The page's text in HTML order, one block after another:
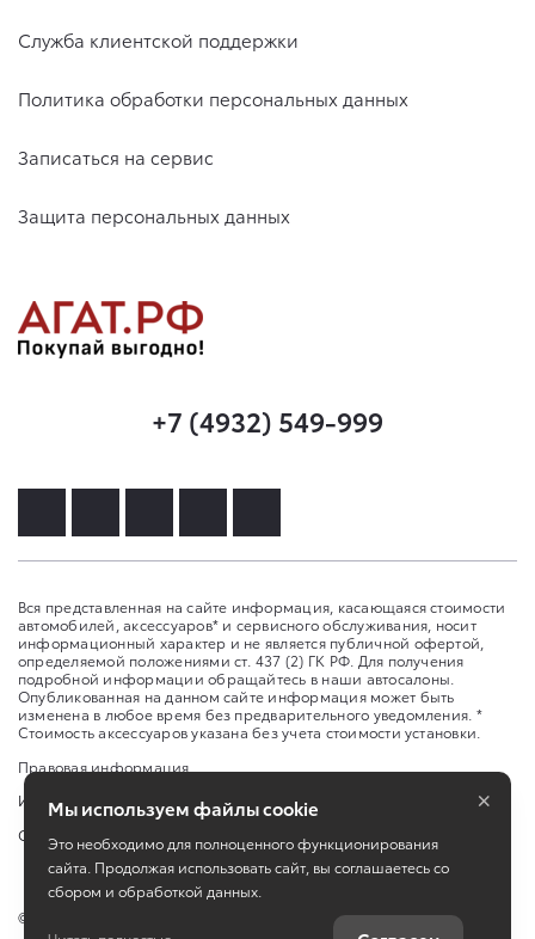
Служба клиентской поддержки
Политика обработки персональных данных
Записаться на сервис
Защита персональных данных
+7 (4932) 549-999
Вся представленная на сайте информация, касающаяся стоимости
автомобилей, аксессуаров* и сервисного обслуживания, носит
информационный характер и не является публичной офертой,
определяемой положениями ст. 437 (2) ГК РФ. Для получения
подробной информации обращайтесь в наши автосалоны.
Опубликованная на данном сайте информация может быть
изменена в любое время без предварительного уведомления. *
Стоимость аксессуаров указана без учета стоимости установки.
Правовая информация
Изменить настройку cookies
Сбросить cookie
©
Мы используем файлы cookie
Это необходимо для полноценного функционирования
сайта. Продолжая использовать сайт, вы соглашаетесь со
сбором и обработкой данных.
×